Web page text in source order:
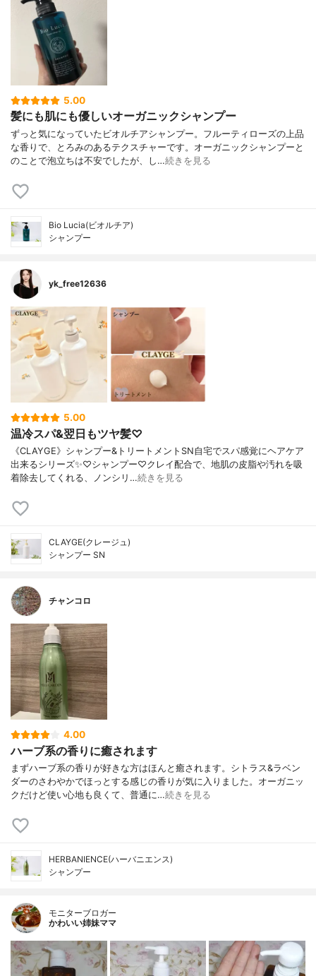
5.00
髪にも肌にも優しいオーガニックシャンプー
ずっと気になっていたビオルチアシャンプー。フルーティローズの上品
な香りで、とろみのあるテクスチャーです。オーガニックシャンプーと
のことで泡立ちは不安でしたが、し…続きを見る
Bio Lucia(ビオルチア)
シャンプー
yk_free12636
5.00
温冷スパ&翌日もツヤ髪♡
《CLAYGE》シャンプー&トリートメントSN自宅でスパ感覚にヘアケア
出来るシリーズ✨♡シャンプー♡クレイ配合で、地肌の皮脂や汚れを吸
着除去してくれる、ノンシリ…続きを見る
CLAYGE(クレージュ)
シャンプー SN
チャンコロ
4.00
ハーブ系の香りに癒されます
まずハーブ系の香りが好きな方はほんと癒されます。シトラス&ラベン
ダーのさわやかでほっとする感じの香りが気に入りました。オーガニッ
クだけど使い心地も良くて、普通に…続きを見る
HERBANIENCE(ハーバニエンス)
シャンプー
モニターブロガー
かわいい姉妹ママ